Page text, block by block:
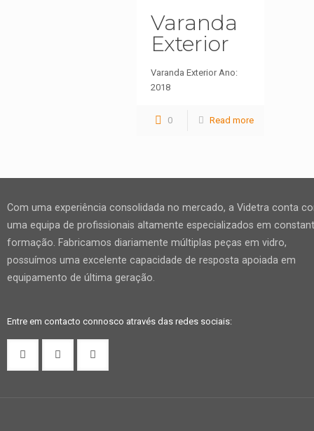
Varanda
Exterior
Varanda Exterior Ano:
2018
0 Read more
Com uma experiência consolidada no mercado, a Videtra conta
uma equipa de profissionais altamente especializados em
formação. Fabricamos diariamente múltiplas peças em vidro,
possuímos uma excelente capacidade de resposta apoiada em
equipamento de última geração.
Entre em contacto connosco através das redes sociais: